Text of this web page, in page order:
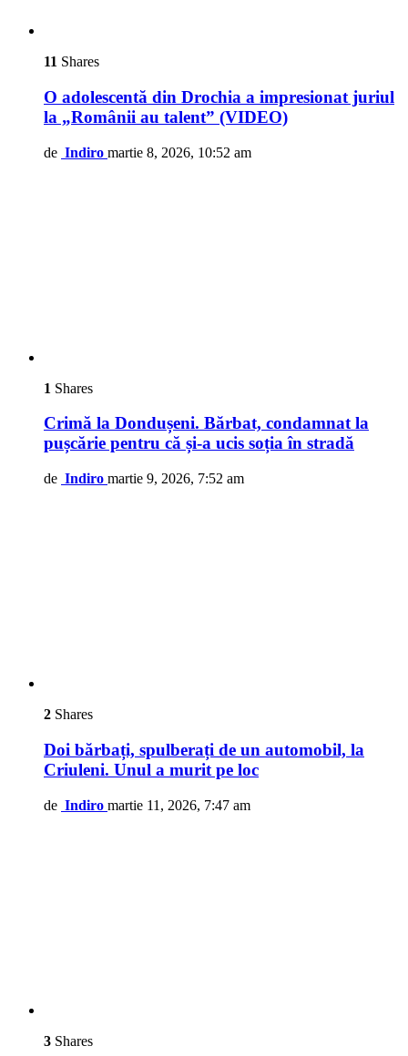
11 Shares
O adolescentă din Drochia a impresionat juriul
la „Românii au talent” (VIDEO)
de Indiro martie 8, 2026, 10:52 am
1 Shares
Crimă la Dondușeni. Bărbat, condamnat la
pușcărie pentru că și-a ucis soția în stradă
de Indiro martie 9, 2026, 7:52 am
2 Shares
Doi bărbați, spulberați de un automobil, la
Criuleni. Unul a murit pe loc
de Indiro martie 11, 2026, 7:47 am
3 Shares